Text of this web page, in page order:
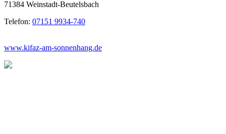
71384 Weinstadt-Beutelsbach
Telefon: 07151 9934-740
www.kifaz-am-sonnenhang.de